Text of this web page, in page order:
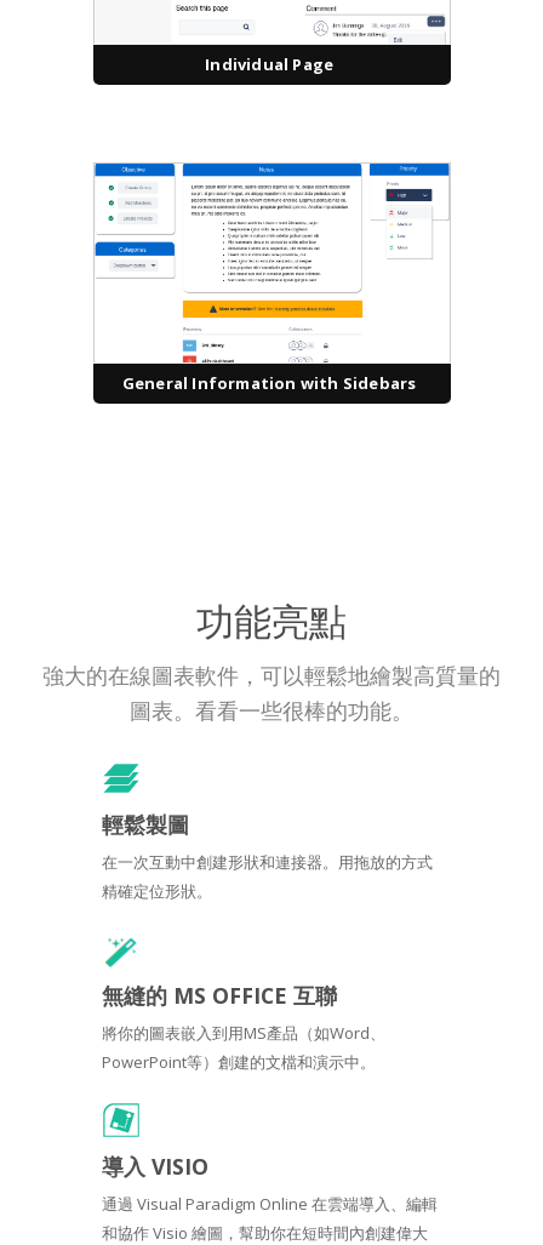
Individual Page
General Information with Sidebars
功能亮點
強大的在線圖表軟件，可以輕鬆地繪製高質量的
圖表。看看一些很棒的功能。
輕鬆製圖
在一次互動中創建形狀和連接器。用拖放的方式
精確定位形狀。
無縫的 MS OFFICE 互聯
將你的圖表嵌入到用MS產品（如Word、
PowerPoint等）創建的文檔和演示中。
導入 VISIO
通過 Visual Paradigm Online 在雲端導入、編輯
和協作 Visio 繪圖，幫助你在短時間內創建偉大